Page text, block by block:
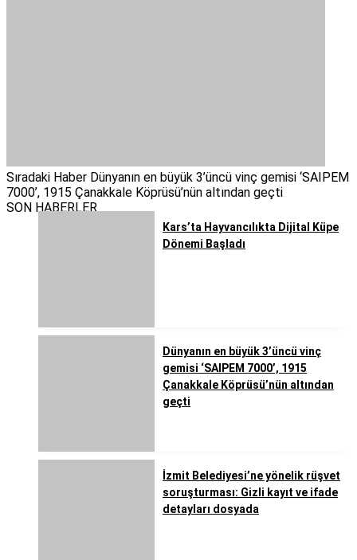
Sıradaki Haber Dünyanın en büyük 3’üncü vinç gemisi ‘SAIPEM
7000’, 1915 Çanakkale Köprüsü’nün altından geçti
SON HABERLER
Kars’ta Hayvancılıkta Dijital Küpe
Dönemi Başladı
Dünyanın en büyük 3’üncü vinç
gemisi ‘SAIPEM 7000’, 1915
Çanakkale Köprüsü’nün altından
geçti
İzmit Belediyesi’ne yönelik rüşvet
soruşturması: Gizli kayıt ve ifade
detayları dosyada